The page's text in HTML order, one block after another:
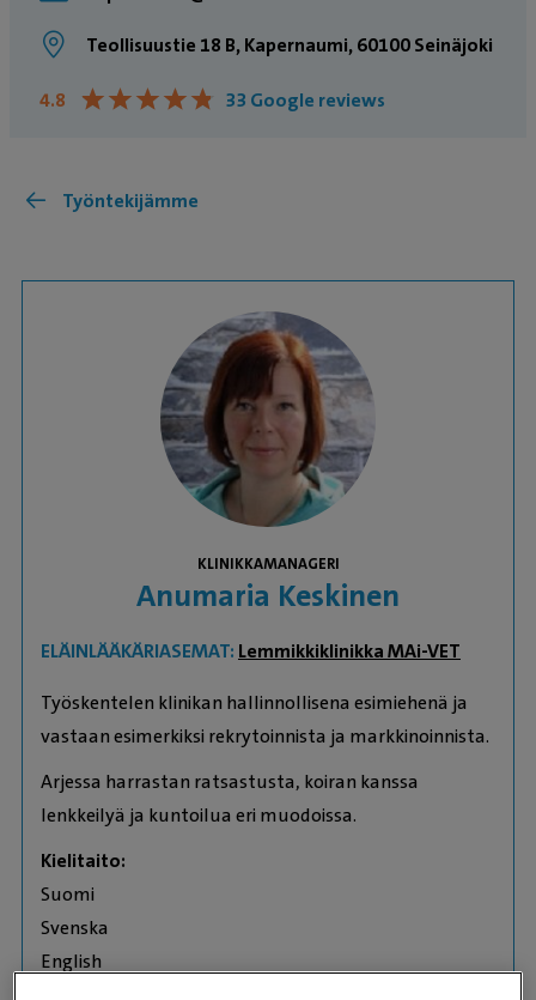
Teollisuustie 18 B, Kapernaumi, 60100 Seinäjoki
4.8 ★★★★★
★★★★★ 33 Google reviews
Työntekijämme
KLINIKKAMANAGERI
Anumaria Keskinen
ELÄINLÄÄKÄRIASEMAT: Lemmikkiklinikka MAi-VET
Työskentelen klinikan hallinnollisena esimiehenä ja
vastaan esimerkiksi rekrytoinnista ja markkinoinnista.
Arjessa harrastan ratsastusta, koiran kanssa
lenkkeilyä ja kuntoilua eri muodoissa.
Kielitaito:
Suomi
Svenska
English